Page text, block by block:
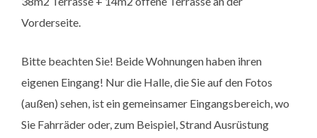
Vorderseite.
Bitte beachten Sie! Beide Wohnungen haben ihren
eigenen Eingang! Nur die Halle, die Sie auf den Fotos
(außen) sehen, ist ein gemeinsamer Eingangsbereich, wo
Sie Fahrräder oder, zum Beispiel, Strand Ausrüstung